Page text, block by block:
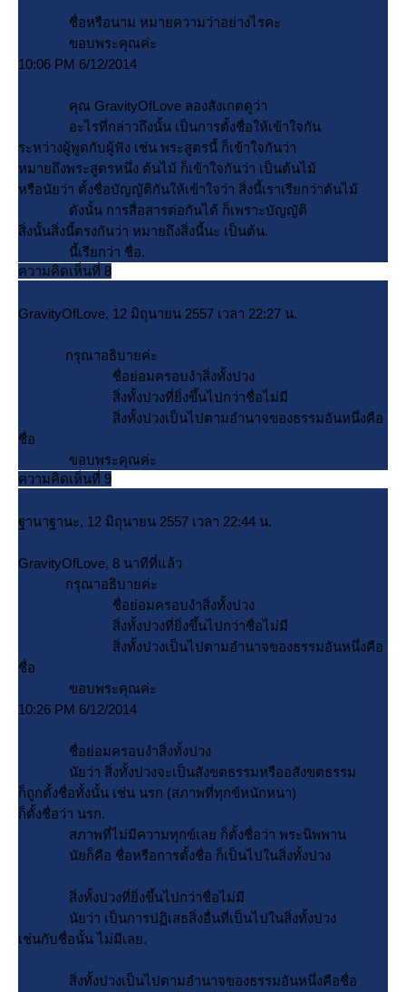
ชื่อหรือนาม หมายความว่าอย่างไรคะ
ขอบพระคุณค่ะ
10:06 PM 6/12/2014
คุณ GravityOfLove ลองสังเกตดูว่า
อะไรที่กล่าวถึงนั้น เป็นการตั้งชื่อให้เข้าใจกัน
ระหว่างผู้พูดกับผู้ฟัง เช่น พระสูตรนี้ ก็เข้าใจกันว่า
หมายถึงพระสูตรหนึ่ง ต้นไม้ ก็เข้าใจกันว่า เป็นต้นไม้
หรือนัยว่า ตั้งชื่อบัญญัติกันให้เข้าใจว่า สิ่งนี้เราเรียกว่าต้นไม้
ดังนั้น การสื่อสารต่อกันได้ ก็เพราะบัญญัติ
สิ่งนั้นสิ่งนี้ตรงกันว่า หมายถึงสิ่งนี้นะ เป็นต้น.
นี้เรียกว่า ชื่อ.
ความคิดเห็นที่ 8
GravityOfLove, 12 มิถุนายน 2557 เวลา 22:27 น.
กรุณาอธิบายค่ะ
ชื่อย่อมครอบงำสิ่งทั้งปวง
สิ่งทั้งปวงที่ยิ่งขึ้นไปกว่าชื่อไม่มี
สิ่งทั้งปวงเป็นไปตามอำนาจของธรรมอันหนึ่งคือ
ชื่อ
ขอบพระคุณค่ะ
ความคิดเห็นที่ 9
ฐานาฐานะ, 12 มิถุนายน 2557 เวลา 22:44 น.
GravityOfLove, 8 นาทีที่แล้ว
กรุณาอธิบายค่ะ
ชื่อย่อมครอบงำสิ่งทั้งปวง
สิ่งทั้งปวงที่ยิ่งขึ้นไปกว่าชื่อไม่มี
สิ่งทั้งปวงเป็นไปตามอำนาจของธรรมอันหนึ่งคือ
ชื่อ
ขอบพระคุณค่ะ
10:26 PM 6/12/2014
ชื่อย่อมครอบงำสิ่งทั้งปวง
นัยว่า สิ่งทั้งปวงจะเป็นสังขตธรรมหรืออสังขตธรรม
ก็ถูกตั้งชื่อทั้งนั้น เช่น นรก (สภาพที่ทุกข์หนักหนา)
ก็ตั้งชื่อว่า นรก.
สภาพที่ไม่มีความทุกข์เลย ก็ตั้งชื่อว่า พระนิพพาน
นัยก็คือ ชื่อหรือการตั้งชื่อ ก็เป็นไปในสิ่งทั้งปวง
สิ่งทั้งปวงที่ยิ่งขึ้นไปกว่าชื่อไม่มี
นัยว่า เป็นการปฏิเสธสิ่งอื่นที่เป็นไปในสิ่งทั้งปวง
เช่นกับชื่อนั้น ไม่มีเลย.
สิ่งทั้งปวงเป็นไปตามอำนาจของธรรมอันหนึ่งคือชื่อ